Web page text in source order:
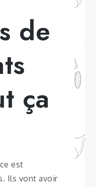
de
ça
est
Ils vont avoir